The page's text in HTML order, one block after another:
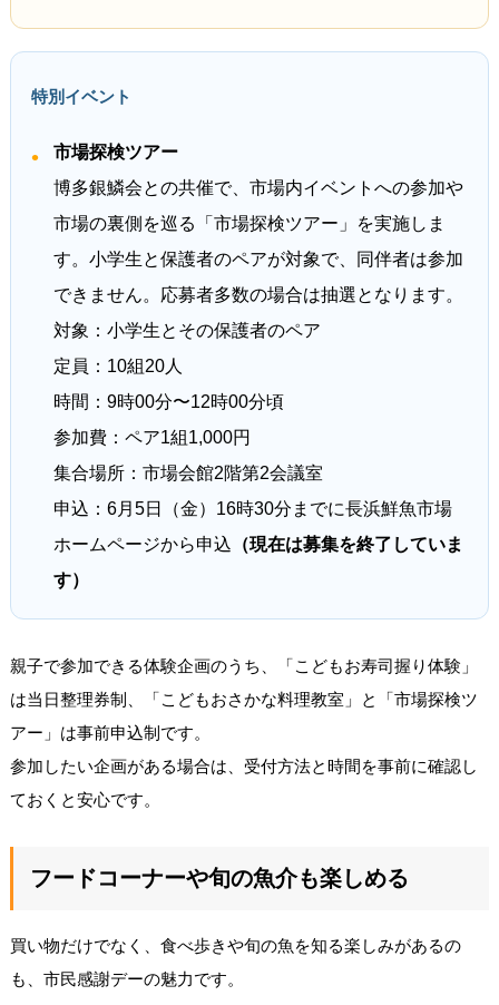
特別イベント
市場探検ツアー
博多銀鱗会との共催で、市場内イベントへの参加や
市場の裏側を巡る「市場探検ツアー」を実施しま
す。小学生と保護者のペアが対象で、同伴者は参加
できません。応募者多数の場合は抽選となります。
対象：小学生とその保護者のペア
定員：10組20人
時間：9時00分〜12時00分頃
参加費：ペア1組1,000円
集合場所：市場会館2階第2会議室
申込：6月5日（金）16時30分までに長浜鮮魚市場
ホームページから申込 （現在は募集を終了していま
す）
親子で参加できる体験企画のうち、「こどもお寿司握り体験」
は当日整理券制、「こどもおさかな料理教室」と「市場探検ツ
アー」は事前申込制です。
参加したい企画がある場合は、受付方法と時間を事前に確認し
ておくと安心です。
フードコーナーや旬の魚介も楽しめる
買い物だけでなく、食べ歩きや旬の魚を知る楽しみがあるの
も、市民感謝デーの魅力です。